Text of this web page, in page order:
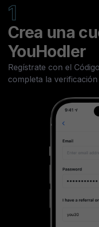
1
Crea una
YouHodler
Regístrate con el
completa la verificación